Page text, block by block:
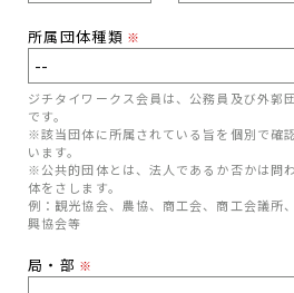
所属団体種類 ※
ジチタイワークス会員は、公務員及び外郭
です。
※該当団体に所属されている旨を個別で確
います。
※公共的団体とは、法人であるか否かは問
体をさします。
例：観光協会、農協、商工会、商工会議所
興協会等
局・部 ※